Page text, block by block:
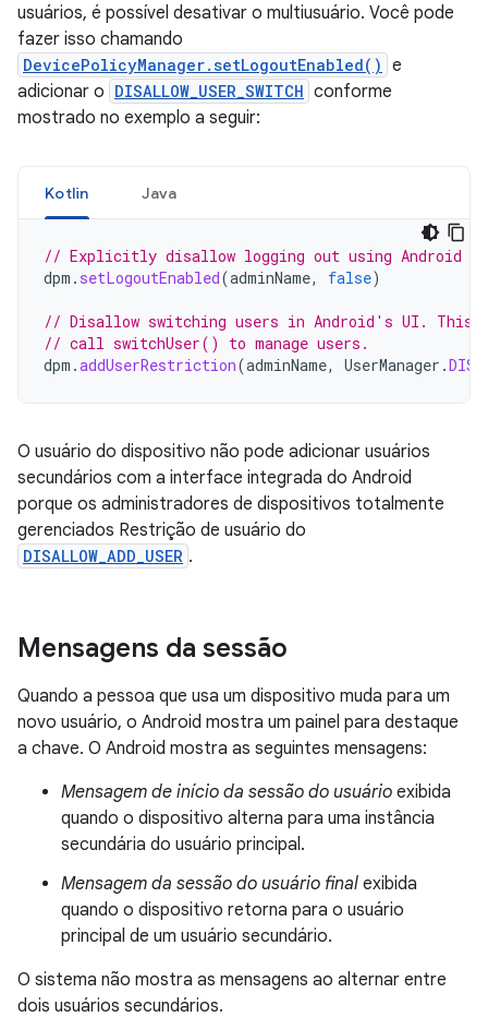
usuários, é possível desativar o multiusuário. Você pode
fazer isso chamando
DevicePolicyManager.setLogoutEnabled() e
adicionar o DISALLOW_USER_SWITCH conforme
mostrado no exemplo a seguir:
Kotlin Java
// Explicitly disallow logging out using Android
dpm . setLogoutEnabled(adminName, false)
// Disallow switching users in Android's UI. This
// call switchUser() to manage users.
dpm .addUserRestriction(adminName, UserManager .
O usuário do dispositivo não pode adicionar usuários
secundários com a interface integrada do Android
porque os administradores de dispositivos totalmente
gerenciados Restrição de usuário do
DISALLOW_ADD_USER .
Mensagens da sessão
Quando a pessoa que usa um dispositivo muda para um
novo usuário, o Android mostra um painel para destaque
a chave. O Android mostra as seguintes mensagens:
Mensagem de início da sessão do usuário exibida
quando o dispositivo alterna para uma instância
secundária do usuário principal.
Mensagem da sessão do usuário final exibida
quando o dispositivo retorna para o usuário
principal de um usuário secundário.
O sistema não mostra as mensagens ao alternar entre
dois usuários secundários.